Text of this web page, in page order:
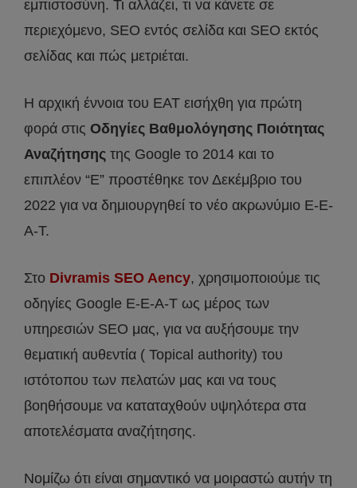
εμπιστοσύνη. Τι αλλάζει, τι να κάνετε σε
περιεχόμενο, SEO εντός σελίδα και SEO εκτός
σελίδας και πώς μετριέται.
Η αρχική έννοια του EAT εισήχθη για πρώτη
φορά στις Οδηγίες Βαθμολόγησης Ποιότητας
Αναζήτησης της Google το 2014 και το
επιπλέον “E” προστέθηκε τον Δεκέμβριο του
2022 για να δημιουργηθεί το νέο ακρωνύμιο E-E-
A-T.
Στο Divramis SEO Aency, χρησιμοποιούμε τις
οδηγίες Google E-E-A-T ως μέρος των
υπηρεσιών SEO μας, για να αυξήσουμε την
θεματική αυθεντία ( Topical authority) του
ιστότοπου των πελατών μας και να τους
βοηθήσουμε να καταταχθούν υψηλότερα στα
αποτελέσματα αναζήτησης.
Νομίζω ότι είναι σημαντικό να μοιραστώ αυτήν τη